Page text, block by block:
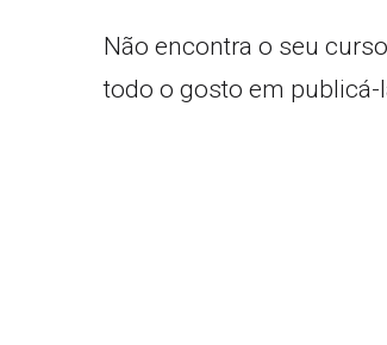
Não encontra o seu
todo o gosto em publicá-